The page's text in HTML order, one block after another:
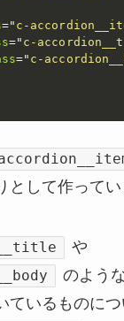
=" c-
=" c-
=" c-
として作ってい
や
のよう
ているものにつ